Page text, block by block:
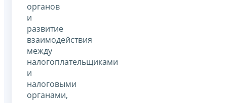
органов
и
развитие
взаимодействия
между
налогоплательщиками
и
налоговыми
органами,